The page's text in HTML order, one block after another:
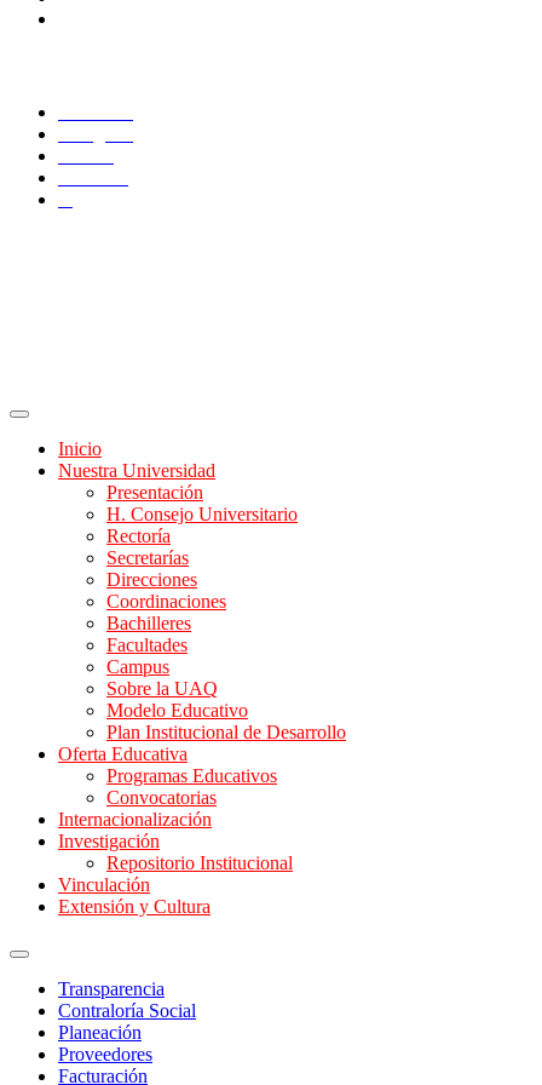
Inicio
Nuestra Universidad
Presentación
H. Consejo Universitario
Rectoría
Secretarías
Direcciones
Coordinaciones
Bachilleres
Facultades
Campus
Sobre la UAQ
Modelo Educativo
Plan Institucional de Desarrollo
Oferta Educativa
Programas Educativos
Convocatorias
Internacionalización
Investigación
Repositorio Institucional
Vinculación
Extensión y Cultura
Transparencia
Contraloría Social
Planeación
Proveedores
Facturación